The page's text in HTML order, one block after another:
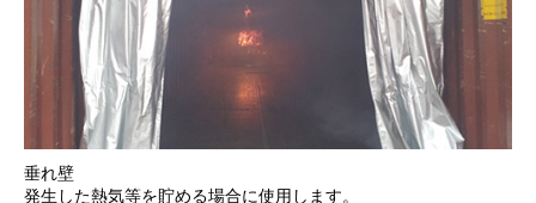
垂れ壁
発生した熱気等を貯める場合に使用します。